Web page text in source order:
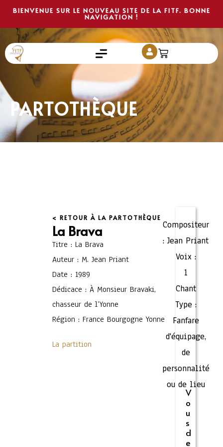
BIENVENUE SUR LE NOUVEAU SITE DE LA FITF. BONNE
NAVIGATION !
PARTOTHÈQUE
< RETOUR À LA PARTOTHÈQUE
La Brava
Titre : La Brava
Auteur : M. Jean Priant
Date : 1989
Dédicace : À Monsieur Bravaki,
chasseur de l’Yonne
Région : France Bourgogne Yonne
La partition
Compositeur
: Jean Priant
Voix :
1
Chant
Type :
Fanfare
d'équipage,
de
personnalité
ou de lieu
V
o
u
s
d
e